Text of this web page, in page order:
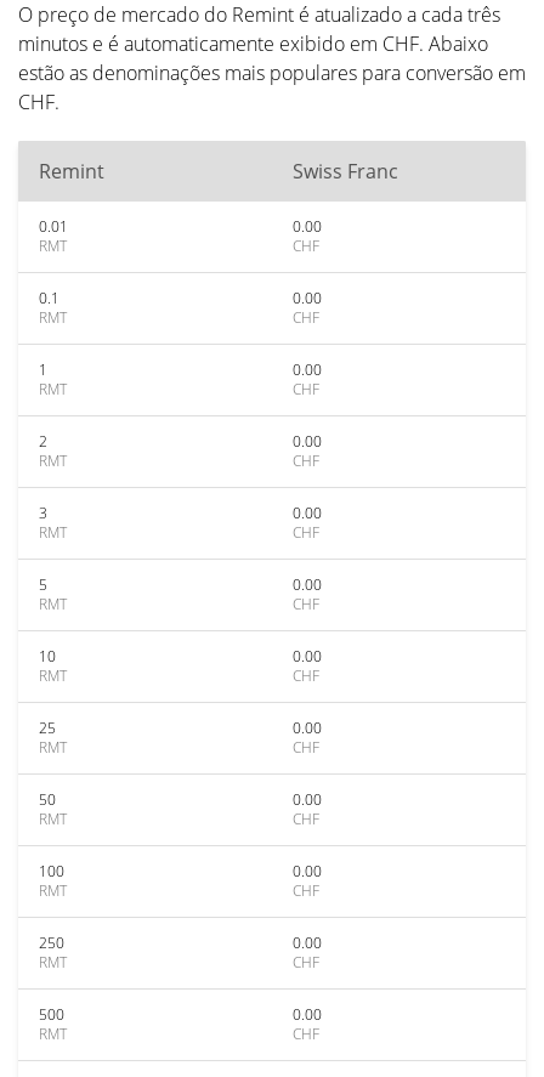
O preço de mercado do Remint é atualizado a cada três
minutos e é automaticamente exibido em CHF. Abaixo
estão as denominações mais populares para conversão em
CHF.
Remint Swiss Franc
0.01
RMT
0.00
CHF
0.1
RMT
0.00
CHF
1
RMT
0.00
CHF
2
RMT
0.00
CHF
3
RMT
0.00
CHF
5
RMT
0.00
CHF
10
RMT
0.00
CHF
25
RMT
0.00
CHF
50
RMT
0.00
CHF
100
RMT
0.00
CHF
250
RMT
0.00
CHF
500
RMT
0.00
CHF